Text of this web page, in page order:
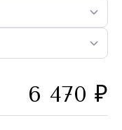
6 470 ₽